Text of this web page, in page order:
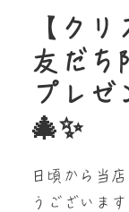
【ク
友だち
プレゼ
🎄✨
日頃から当
うございます